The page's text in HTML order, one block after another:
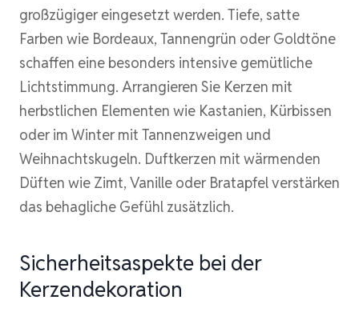
großzügiger eingesetzt werden. Tiefe, satte
Farben wie Bordeaux, Tannengrün oder Goldtöne
schaffen eine besonders intensive gemütliche
Lichtstimmung. Arrangieren Sie Kerzen mit
herbstlichen Elementen wie Kastanien, Kürbissen
oder im Winter mit Tannenzweigen und
Weihnachtskugeln. Duftkerzen mit wärmenden
Düften wie Zimt, Vanille oder Bratapfel verstärken
das behagliche Gefühl zusätzlich.
Sicherheitsaspekte bei der
Kerzendekoration